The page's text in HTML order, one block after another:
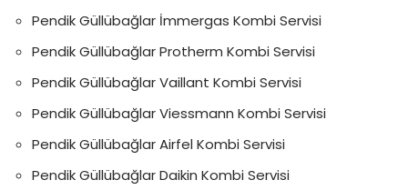
Pendik Güllübağlar İmmergas Kombi Servisi
Pendik Güllübağlar Protherm Kombi Servisi
Pendik Güllübağlar Vaillant Kombi Servisi
Pendik Güllübağlar Viessmann Kombi Servisi
Pendik Güllübağlar Airfel Kombi Servisi
Pendik Güllübağlar Daikin Kombi Servisi